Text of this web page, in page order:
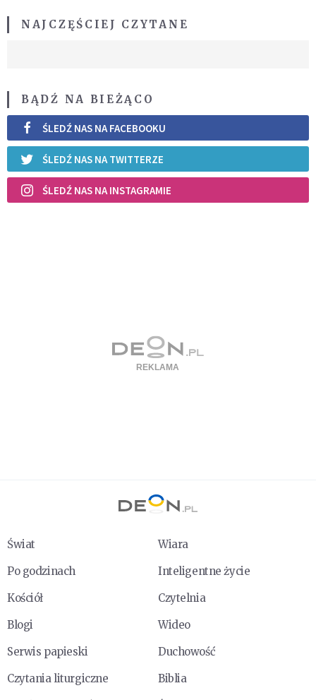
NAJCZĘŚCIEJ CZYTANE
BĄDŹ NA BIEŻĄCO
ŚLEDŹ NAS NA FACEBOOKU
ŚLEDŹ NAS NA TWITTERZE
ŚLEDŹ NAS NA INSTAGRAMIE
Świat
Wiara
Po godzinach
Inteligentne życie
Kościół
Czytelnia
Blogi
Wideo
Serwis papieski
Duchowość
Czytania liturgiczne
Biblia